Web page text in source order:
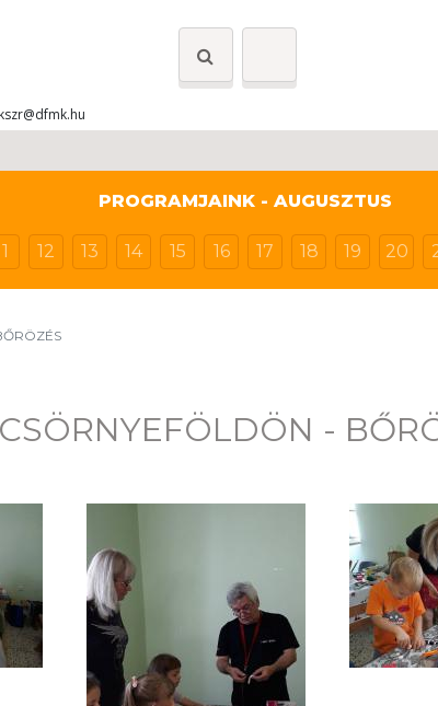
PROGRAMJAINK - AUGUSZTUS
12 13 14 15 16 17 18 19 20
-